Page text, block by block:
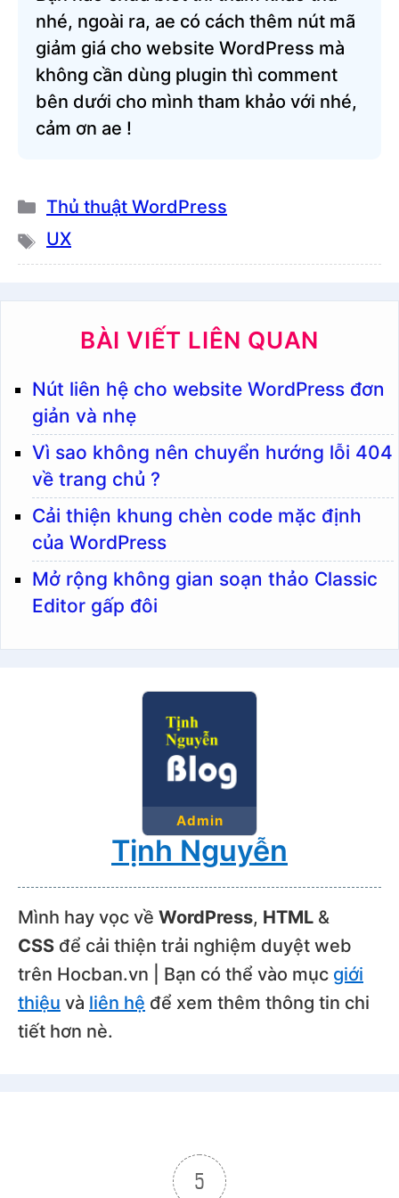
width: 100% !important; height:
100% !important; font-size: 16.8px
!important;
padding-right: 25% !important;
text-align: right !important; box-
sizing: border-box !important;
none !important; font-weight: bold
}
border: 3px dashed #ff9800; cursor:
weight: 600;
display: flex; align-items: center;
justify-content: center;
clip-path: polygon(0 0, 90% 0, 100%
100%, 0 100%);
border-radius: 6px 0 0 6px;
transition: all 0.3s ease; z-index:
2;
background: #ffc107; color: #333;
text-decoration: none;
.copy-btn-wp.revealed { transform:
translateX(-100%); opacity: 0;
pointer-events: none; }
font-size: 16.8px; color: #28a745;
display: none; min-width: 400px;
text-align: center; font-weight:
.success-msg-wp.show { display:
block; }
');
wp_enqueue_script('hocban-coupon-
js');
wp_add_inline_script('hocban-
e.target.closest('.copy-btn-wp');
if (!btn) return;
nhé, ngoài ra, ae có cách thêm nút mã
giảm giá cho website WordPress mà
không cần dùng plugin thì comment
bên dưới cho mình tham khảo với nhé,
cảm ơn ae !
Danh
mục
Thủ thuật WordPress
Thẻ
UX
BÀI VIẾT LIÊN QUAN
Nút liên hệ cho website WordPress đơn
giản và nhẹ
Vì sao không nên chuyển hướng lỗi 404
về trang chủ ?
Cải thiện khung chèn code mặc định
của WordPress
Mở rộng không gian soạn thảo Classic
Editor gấp đôi
Admin
Tịnh Nguyễn
Mình hay vọc về WordPress, HTML &
CSS để cải thiện trải nghiệm duyệt web
trên Hocban.vn | Bạn có thể vào mục giới
thiệu và liên hệ để xem thêm thông tin chi
tiết hơn nè.
5